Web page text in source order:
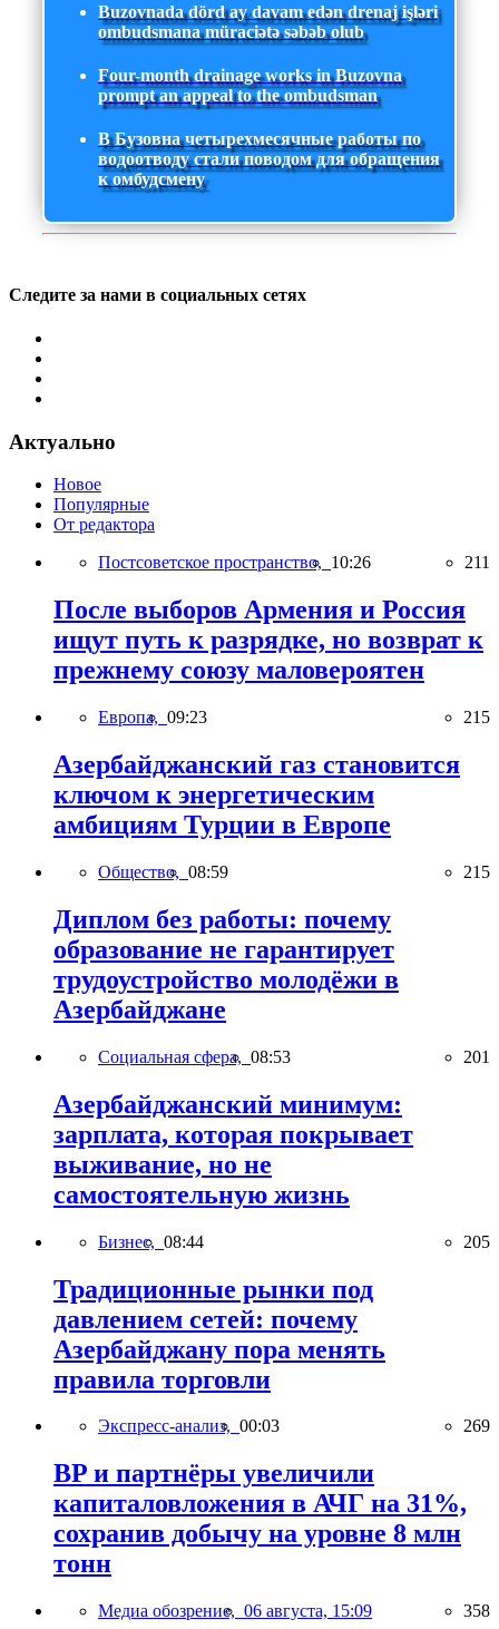
Buzovnada dörd ay davam edən drenaj işləri
ombudsmana müraciətə səbəb olub
Four-month drainage works in Buzovna
prompt an appeal to the ombudsman
В Бузовна четырехмесячные работы по
водоотводу стали поводом для обращения
к омбудсмену
Следите за нами в социальных сетях
Актуально
Новое
Популярные
От редактора
Постсоветское пространство, 10:26 211
После выборов Армения и Россия
ищут путь к разрядке, но возврат к
прежнему союзу маловероятен
Европа, 09:23 215
Азербайджанский газ становится
ключом к энергетическим
амбициям Турции в Европе
Общество, 08:59 215
Диплом без работы: почему
образование не гарантирует
трудоустройство молодёжи в
Азербайджане
Социальная сфера, 08:53 201
Азербайджанский минимум:
зарплата, которая покрывает
выживание, но не
самостоятельную жизнь
Бизнес, 08:44 205
Традиционные рынки под
давлением сетей: почему
Азербайджану пора менять
правила торговли
Экспресс-анализ, 00:03 269
BP и партнёры увеличили
капиталовложения в АЧГ на 31%,
сохранив добычу на уровне 8 млн
тонн
Медиа обозрение, 06 августа, 15:09 358